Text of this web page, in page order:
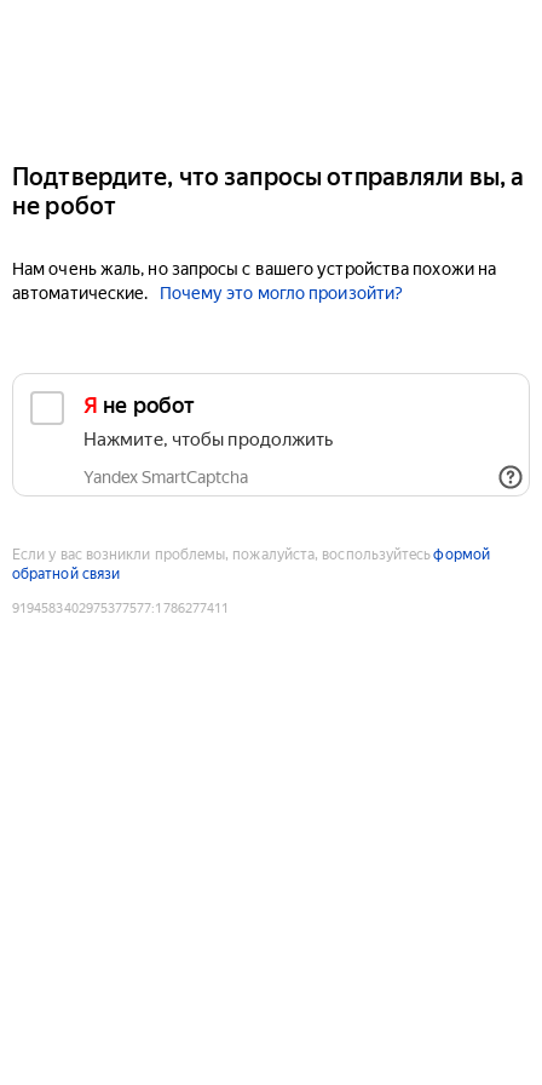
Подтвердите, что запросы отправляли вы, а
не робот
Нам очень жаль, но запросы с вашего устройства похожи на
автоматические.
Почему это могло произойти?
Я не робот
Нажмите, чтобы продолжить
Yandex SmartCaptcha
Если у вас возникли проблемы, пожалуйста, воспользуйтесьформой
обратной связи
9194583402975377577:1786277411